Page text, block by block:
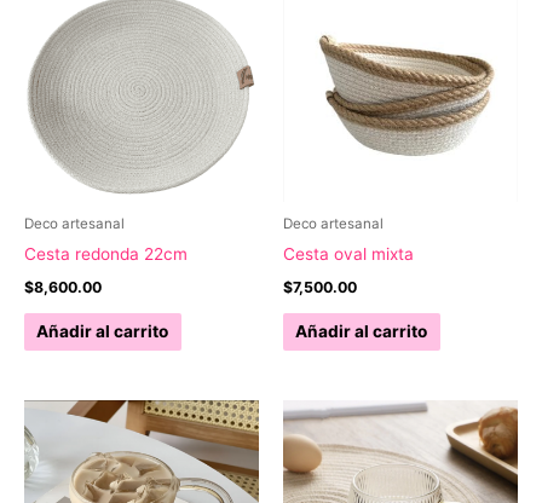
Deco artesanal
Cesta redonda 22cm
$8,600.00
Añadir al carrito
Deco artesanal
Cesta oval mixta
$7,500.00
Añadir al carrito